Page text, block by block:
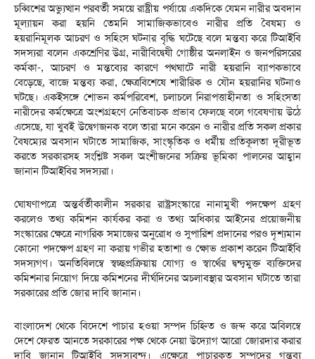
চব্বিশের অভ্যুত্থান পরবর্তী সময়ে রাষ্ট্রীয় পর্যায়ে একদিকে যেমন নারীর অবদান
মূল্যায়ন করা হয়নি তেমনি সামাজিকভাবেও নারীর প্রতি বৈষম্য ও
হয়রানিমূলক আচরণ ও সহিংস ঘটনার বৃদ্ধি ঘটেছে বলে মন্তব্য করে টিআইবি
সদস্যরা বলেন একশ্রেণির উগ্র, নারীবিদ্বেষী গোষ্ঠীর অনলাইন ও জনপরিসরের
কর্মকা-, আচরণ ও মন্তব্যের কারণে পথঘাটে নারী হয়রানি ব্যাপকভাবে
বেড়েছে, বাজে মন্তব্য করা, ক্ষেত্রবিশেষে শারীরিক ও যৌন হয়রানির ঘটনাও
ঘটছে। একইসঙ্গে শোভন কর্মপরিবেশ, চলাচলে নিরাপত্তাহীনতা ও সহিংসতা
নারীদের কর্মক্ষেত্রে অংশগ্রহণে নেতিবাচক প্রভাব ফেলছে বলে গবেষণায় উঠে
এসেছে, যা খুবই উদ্বেগজনক বলে তারা মনে করেন ও নারীর প্রতি সকল প্রকার
বৈষম্যের অবসান ঘটাতে সামাজিক, সাংস্কৃতিক ও ধর্মীয় প্রতিকূলতা দূরীভূত
করতে সরকারসহ সংশ্লিষ্ট সকল অংশীজনের সক্রিয় ভূমিকা পালনের আহ্বান
জানান টিআইবির সদস্যরা।
ঘোষণাপত্রে অন্তর্বর্তীকালীন সরকার রাষ্ট্রসংস্কারে নানামুখী পদক্ষেপ গ্রহণ
করলেও তথ্য কমিশন কার্যকর করা ও তথ্য অধিকার আইনের প্রয়োজনীয়
সংস্কারের ক্ষেত্রে নাগরিক সমাজের অনুরোধ ও সুপারিশ প্রদানের পরও দৃশ্যমান
কোনো পদক্ষেপ গ্রহণ না করায় গভীর হতাশা ও ক্ষোভ প্রকাশ করেন টিআইবি
সদস্যগণ। অনতিবিলম্বে স্বচ্ছপ্রক্রিয়ায় যোগ্য ও স্বার্থের দ্বন্দ্বমুক্ত ব্যক্তিদের
কমিশনার নিয়োগ দিয়ে কমিশনের দীর্ঘদিনের অচলাবস্থার অবসান ঘটাতে তারা
সরকারের প্রতি জোর দাবি জানান।
বাংলাদেশ থেকে বিদেশে পাচার হওয়া সম্পদ চিহ্নিত ও জব্দ করে অবিলম্বে
দেশে ফেরত আনতে সরকারের পক্ষ থেকে নেয়া উদ্যোগ আরো জোরদার করার
দাবি জানান টিআইবি সদস্যবৃন্দ। এক্ষেত্রে পাচারকৃত সম্পদের গন্তব্য